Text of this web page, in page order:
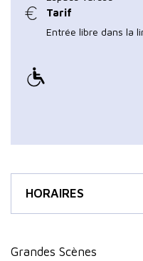
Tarif
Entrée libre dans la
HORAIRES
Grandes Scènes